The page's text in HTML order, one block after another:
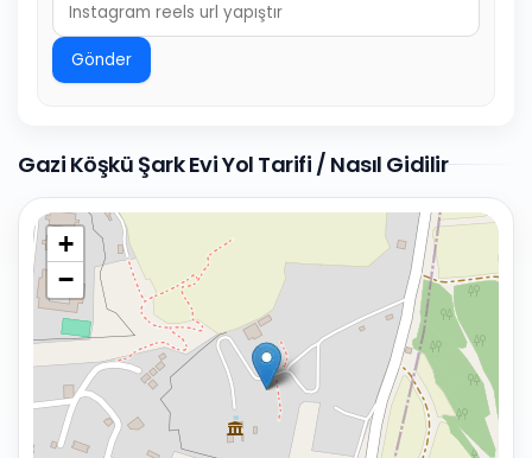
Gönder
Gazi Köşkü Şark Evi Yol Tarifi / Nasıl Gidilir
+
−